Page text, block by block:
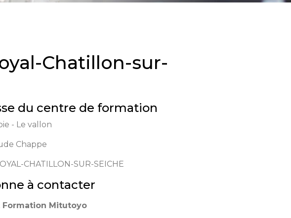
Chatillon-sur-
du centre de formation
- Le vallon
Chappe
CHATILLON-SUR-SEICHE
à contacter
Formation Mitutoyo